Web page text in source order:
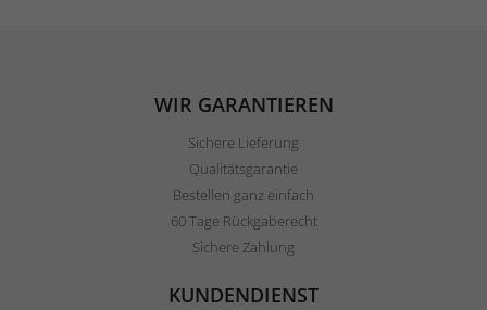
WIR GARANTIEREN
Sichere Lieferung
Qualitätsgarantie
Bestellen ganz einfach
60 Tage Rückgaberecht
Sichere Zahlung
KUNDENDIENST